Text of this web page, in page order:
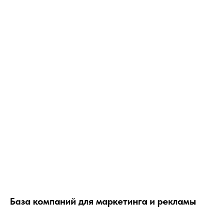
База компаний для маркетинга и рекламы